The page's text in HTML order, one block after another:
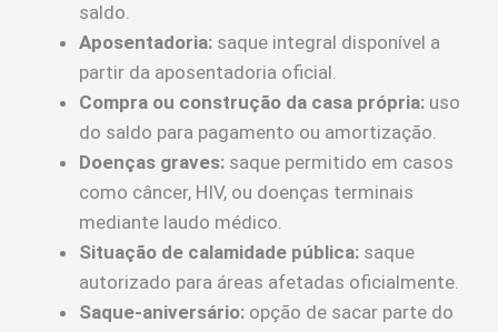
saldo.
Aposentadoria: saque integral disponível a
partir da aposentadoria oficial.
Compra ou construção da casa própria: uso
do saldo para pagamento ou amortização.
Doenças graves: saque permitido em casos
como câncer, HIV, ou doenças terminais
mediante laudo médico.
Situação de calamidade pública: saque
autorizado para áreas afetadas oficialmente.
Saque-aniversário: opção de sacar parte do